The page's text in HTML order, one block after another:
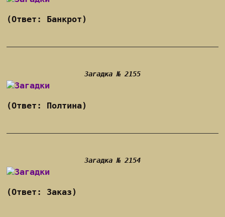
(Ответ: Банкрот)
Загадка № 2155
(Ответ: Полтина)
Загадка № 2154
(Ответ: Заказ)